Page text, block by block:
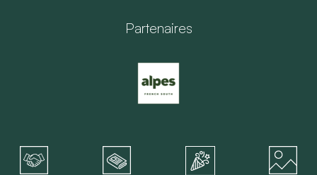
Partenaires